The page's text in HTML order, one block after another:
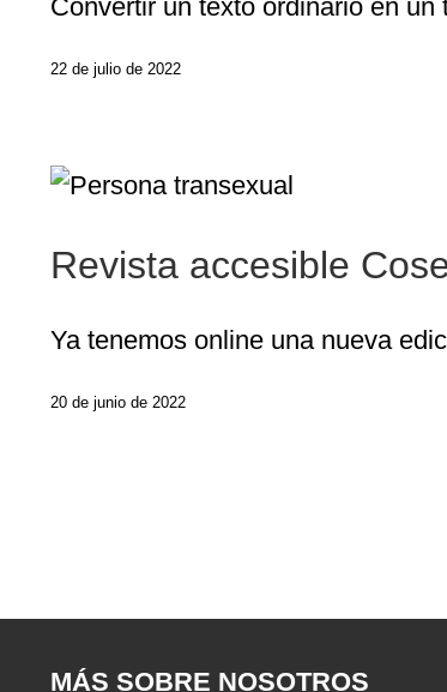
Convertir un texto ordinario en
22 de julio de 2022
Revista accesible
Ya tenemos online una nueva
20 de junio de 2022
MÁS SOBRE NOSOTROS